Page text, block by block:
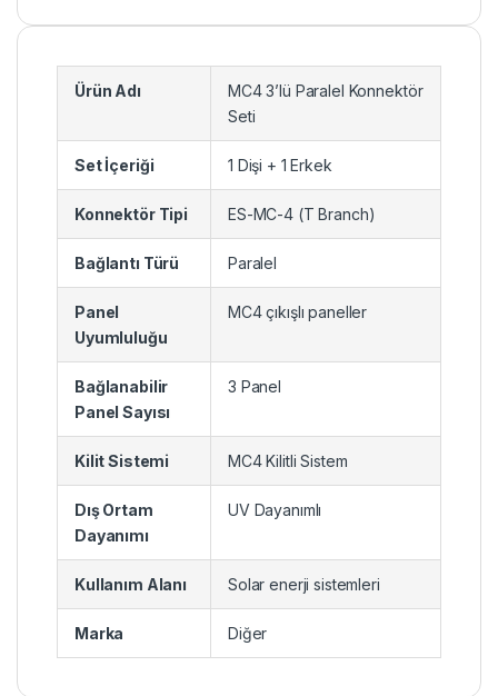
Ürün Adı
MC4 3’lü Paralel Konnektör
Seti
Set İçeriği 1 Dişi + 1 Erkek
Konnektör Tipi ES-MC-4 (T Branch)
Bağlantı Türü Paralel
Panel
Uyumluluğu
MC4 çıkışlı paneller
Bağlanabilir
Panel Sayısı
3 Panel
Kilit Sistemi MC4 Kilitli Sistem
Dış Ortam
Dayanımı
UV Dayanımlı
Kullanım Alanı Solar enerji sistemleri
Marka Diğer